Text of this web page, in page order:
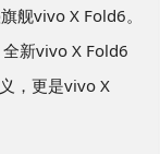
舰vivo X Fold6。
新vivo X Fold6
，更是vivo X